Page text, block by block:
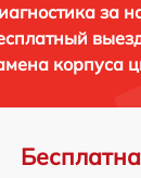
за
корпуса